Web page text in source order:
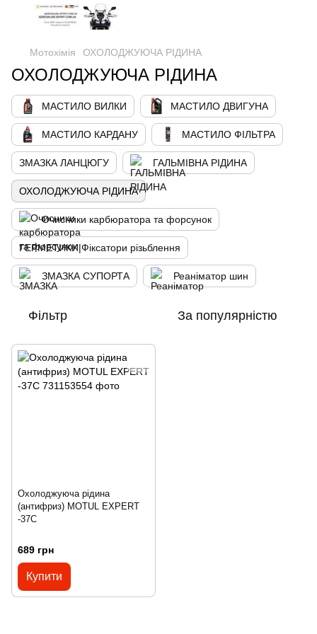
Мотохімія ОХОЛОДЖУЮЧА РІДИНА
ОХОЛОДЖУЮЧА РІДИНА
МАСТИЛО ВИЛКИ МАСТИЛО ДВИГУНА
МАСТИЛО КАРДАНУ МАСТИЛО ФІЛЬТРА
ЗМАЗКА ЛАНЦЮГУ ГАЛЬМІВНА РІДИНА
ОХОЛОДЖУЮЧА РІДИНА
Очисники карбюратора та форсунок
ГЕРМЕТИКИ|Фіксатори різьблення
ЗМАЗКА СУПОРТА Реаніматор шин
Фільтр За популярністю
Охолоджуюча рідина
(антифриз) MOTUL EXPERT
-37C
689 грн
Купити